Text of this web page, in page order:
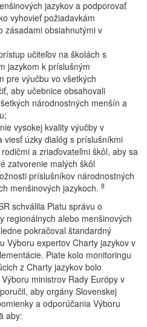
jazykov a podporovať
vyhovieť požiadavkám
zásadami obsiahnutými v
učiteľov na školách s
jazykom k príslušným
pre výučbu vo všetkých
aby učebnice obsahovali
národnostných menšín a
vysokej kvality výučby v
viesť úzky dialóg s príslušníkmi
a zriaďovateľmi škôl, aby sa
zatvorenie malých škôl
príslušníkov národnostných
menšinových jazykoch. 8
schválila Piatu správu o
regionálnych alebo menšinových
pokračoval štandardný
Výboru expertov Charty jazykov v
Piate kolo monitoringu
z Charty jazykov bolo
ministrov Rady Európy v
aby orgány Slovenskej
a odporúčania Výboru
aby: